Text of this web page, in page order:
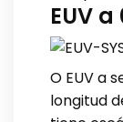
EUV a
O EUV a
longitud